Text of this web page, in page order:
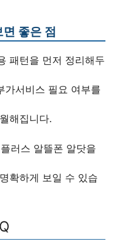
좋은 점
패턴을 먼저 정리해두
가서비스 필요 여부를
해집니다.
러스 알뜰폰 알닷을
확하게 보일 수 있습